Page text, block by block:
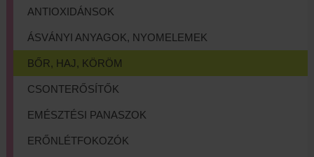
ANTIOXIDÁNSOK
ÁSVÁNYI ANYAGOK, NYOMELEMEK
BŐR, HAJ, KÖRÖM
CSONTERŐSÍTŐK
EMÉSZTÉSI PANASZOK
ERŐNLÉTFOKOZÓK